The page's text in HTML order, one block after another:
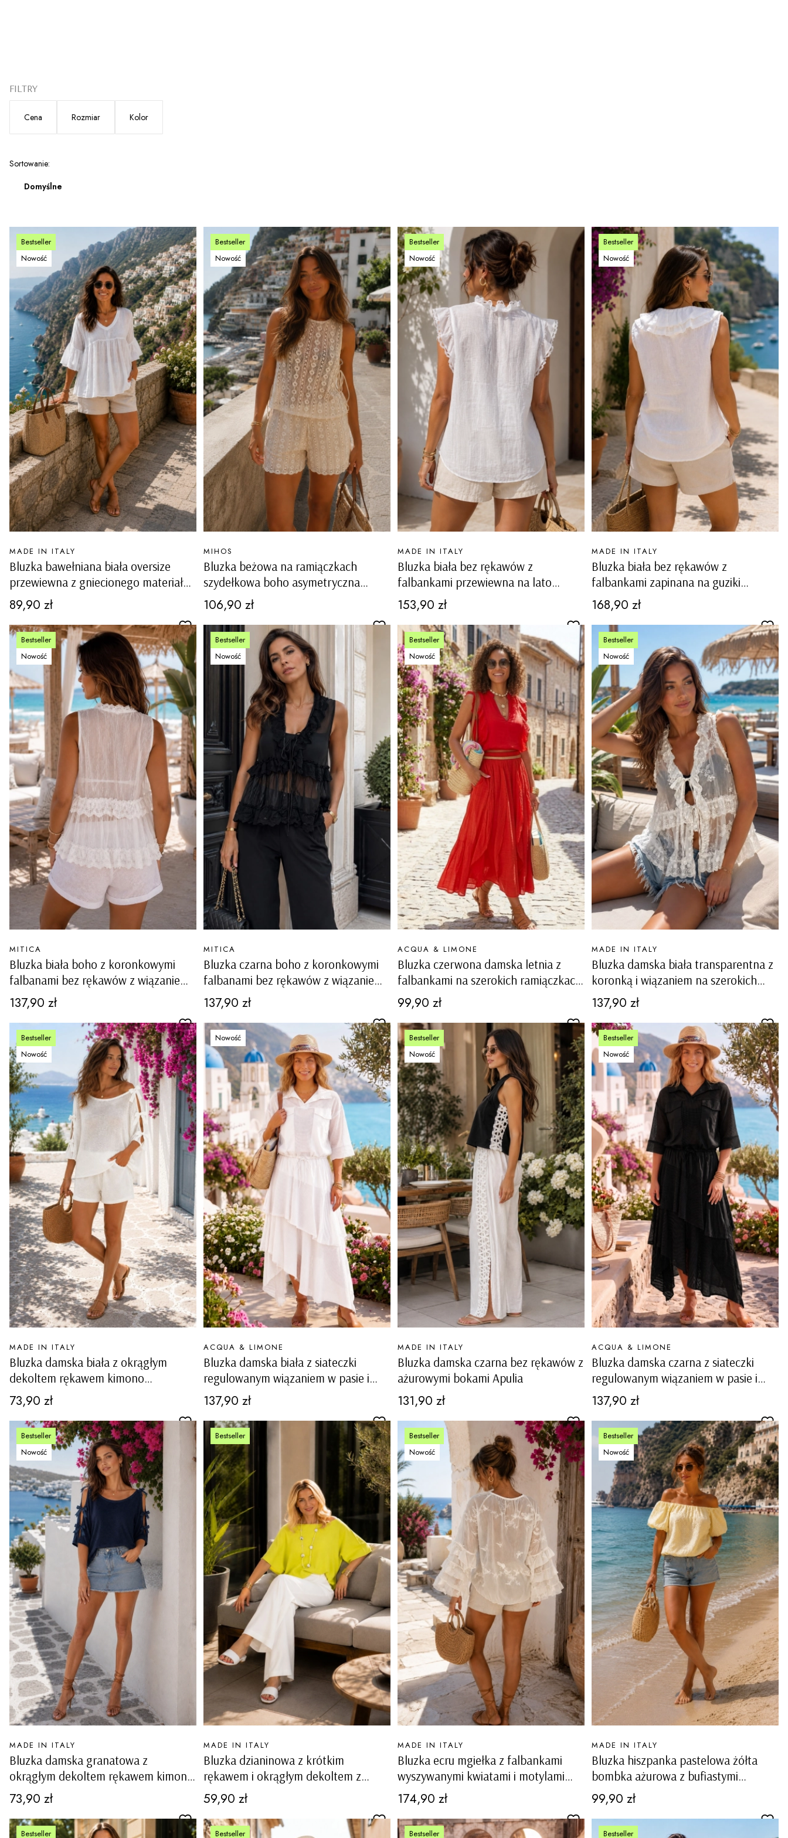
FILTRY
Cena Rozmiar Kolor
Lista produktów
Sortowanie:
Domyślne
Bestseller
Nowość
Bluzka bawełniana biała oversize
przewiewna z gniecionego materiału
z dekoltem V rozkloszowana
Alfonsine
PRODUCENT
MADE IN ITALY
Cena
89,90 zł
Bestseller
Nowość
Bluzka beżowa na ramiączkach
szydełkowa boho asymetryczna
ażurowa wiązane boki Cortanze
PRODUCENT
MIHOS
Cena
106,90 zł
Bestseller
Nowość
Bluzka biała bez rękawów z
falbankami przewiewna na lato
Bizzarone
PRODUCENT
MADE IN ITALY
Cena
153,90 zł
Bestseller
Nowość
Bluzka biała bez rękawów z
falbankami zapinana na guziki
Lagnasco
PRODUCENT
MADE IN ITALY
Cena
168,90 zł
Bestseller
Nowość
Bluzka biała boho z koronkowymi
falbanami bez rękawów z wiązaniem
przy dekolcie Posina
PRODUCENT
MITICA
Cena
137,90 zł
Bestseller
Nowość
Bluzka czarna boho z koronkowymi
falbanami bez rękawów z wiązaniem
przy dekolcie Posina
PRODUCENT
MITICA
Cena
137,90 zł
Bestseller
Nowość
Bluzka czerwona damska letnia z
falbankami na szerokich ramiączkach
100% bawełna Baruzzoa
PRODUCENT
ACQUA & LIMONE
Cena
99,90 zł
Bestseller
Nowość
Bluzka damska biała transparentna z
koronką i wiązaniem na szerokich
ramiączkach boho paryżanka
Balmuccia
PRODUCENT
MADE IN ITALY
Cena
137,90 zł
Bestseller
Nowość
Bluzka damska biała z okrągłym
dekoltem rękawem kimono
wycięciami i kokardkami na rękawach
Ottiglio
PRODUCENT
MADE IN ITALY
Cena
73,90 zł
Nowość
Bluzka damska biała z siateczki
regulowanym wiązaniem w pasie i
ozdobnymi patkami Sangano
PRODUCENT
ACQUA & LIMONE
Cena
137,90 zł
Bestseller
Nowość
Bluzka damska czarna bez rękawów z
ażurowymi bokami Apulia
PRODUCENT
MADE IN ITALY
Cena
131,90 zł
Bestseller
Nowość
Bluzka damska czarna z siateczki
regulowanym wiązaniem w pasie i
ozdobnymi patkami Sangano
PRODUCENT
ACQUA & LIMONE
Cena
137,90 zł
Bestseller
Nowość
Bluzka damska granatowa z
okrągłym dekoltem rękawem kimono
wycięciami i kokardkami na rękawach
Ottiglio
PRODUCENT
MADE IN ITALY
Cena
73,90 zł
Bestseller
Bluzka dzianinowa z krótkim
rękawem i okrągłym dekoltem z
przeszyciami na ramionach
Rioneroinvulture limonka
PRODUCENT
MADE IN ITALY
Cena
59,90 zł
Bestseller
Nowość
Bluzka ecru mgiełka z falbankami
wyszywanymi kwiatami i motylami
transparentna Monesiglio
PRODUCENT
MADE IN ITALY
Cena
174,90 zł
Bestseller
Nowość
Bluzka hiszpanka pastelowa żółta
bombka ażurowa z bufiastymi
rękawami Monrupino
PRODUCENT
MADE IN ITALY
Cena
99,90 zł
Bestseller Bestseller Bestseller Bestseller